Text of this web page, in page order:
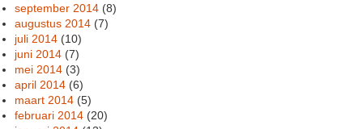
september 2014 (8)
augustus 2014 (7)
juli 2014 (10)
juni 2014 (7)
mei 2014 (3)
april 2014 (6)
maart 2014 (5)
februari 2014 (20)